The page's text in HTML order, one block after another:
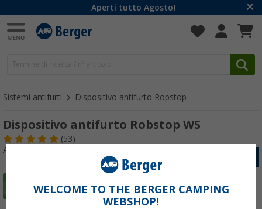
Aperti tutto Agosto!
Sistemi antifurti Dispositivo antifurto Ropstop
Dispositivo antifurto Robstop WS
(53)
Articolo n: 151590
WELCOME TO THE BERGER CAMPING
WEBSHOP!